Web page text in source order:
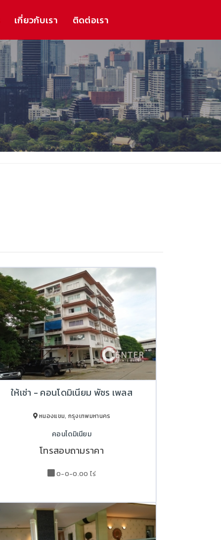
เกี่ยวกับเรา ติดต่อเรา
ให้เช่า - คอนโดมิเนียม พัชร เพลส
หนองแขม, กรุงเทพมหานคร
คอนโดมิเนียม
โทรสอบถามราคา
0-0-0.00 ไร่